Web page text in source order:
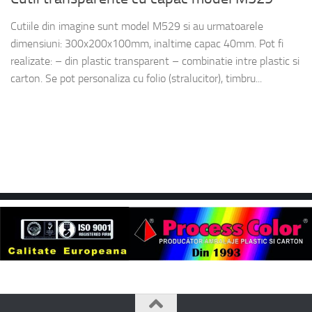
Cutiile din imagine sunt model M529 si au urmatoarele
dimensiuni: 300x200x100mm, inaltime capac 40mm. Pot fi
realizate: – din plastic transparent – combinatie intre plastic si
carton. Se pot personaliza cu folio (stralucitor), timbru...